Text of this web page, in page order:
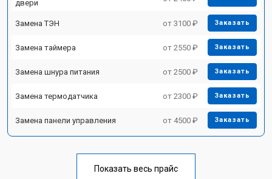
двери
Замена ТЭН от 3100 ₽ Заказать
Замена таймера от 2550 ₽ Заказать
Замена шнура питания от 2500 ₽ Заказать
Замена термодатчика от 2300 ₽ Заказать
Замена панели управления от 4500 ₽ Заказать
Показать весь прайс